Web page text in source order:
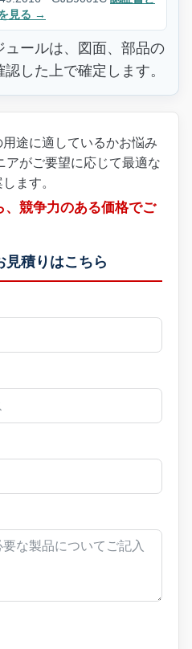
見る →
ールは、図面、部品の
した上で確定します。
途に適しているかお悩み
アがご要望に応じて最適な
ます。
競争力のある価格でご
見積りはこちら